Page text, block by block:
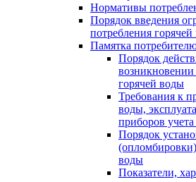
Нормативы
Порядок введения
потребления
Памятка
Порядок
горячей воды
Требования к
воды,
приборов
Порядок
воды
Показатели,